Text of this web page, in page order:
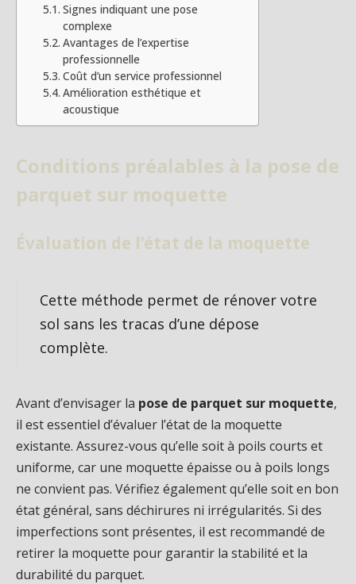
Signes indiquant une pose
complexe
Avantages de l’expertise
professionnelle
Coût d’un service professionnel
Amélioration esthétique et
acoustique
Conditions préalables à la pose de
parquet sur moquette
Évaluation de l’état de la moquette
Cette méthode permet de rénover votre
sol sans les tracas d’une dépose
complète.
Avant d’envisager la pose de parquet sur moquette,
il est essentiel d’évaluer l’état de la moquette
existante. Assurez-vous qu’elle soit à poils courts et
uniforme, car une moquette épaisse ou à poils longs
ne convient pas. Vérifiez également qu’elle soit en bon
état général, sans déchirures ni irrégularités. Si des
imperfections sont présentes, il est recommandé de
retirer la moquette pour garantir la stabilité et la
durabilité du parquet.